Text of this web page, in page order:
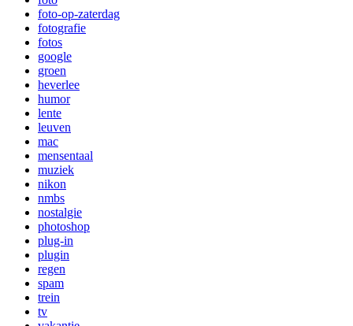
foto-op-zaterdag
fotografie
fotos
google
groen
heverlee
humor
lente
leuven
mac
mensentaal
muziek
nikon
nmbs
nostalgie
photoshop
plug-in
plugin
regen
spam
trein
tv